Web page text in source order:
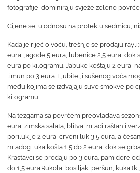
fotografije, dominiraju svježe zeleno
Cijene se, u odnosu na proteklu sedmicu,
Kada je riječ o voću, trešnje se prodaju
eura, jagode 5 eura, lubenice 2,5 eura, dok
eura po kilogramu. Jabuke koštaju 2 eura,
limun po 3 eura. Ljubitelji sušenog voća
među kojima se izdvajaju suve smokve po
kilogramu.
Na tezgama sa povrćem preovladava
eura, zimska salata, blitva, mladi raštan i
poriluk je 2 eura, crveni luk 3,5 eura, a česan
mladog luka košta 1,5 do 2 eura, dok se
Krastavci se prodaju po 3 eura, pamidore
do 1,5 eura.Rukola, bosiljak, peršun, kuka